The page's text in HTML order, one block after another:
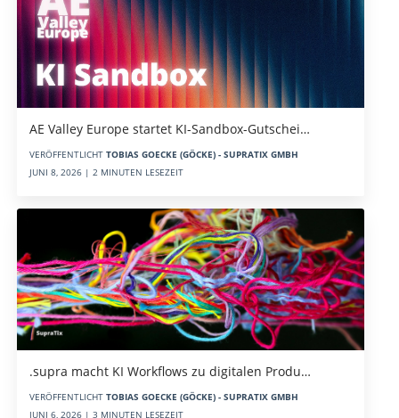
AE Valley Europe startet KI-Sandbox-Gutschei…
VERÖFFENTLICHT TOBIAS GOECKE (GÖCKE) - SUPRATIX GMBH
JUNI 8, 2026 | 2 MINUTEN LESEZEIT
.supra macht KI Workflows zu digitalen Produ…
VERÖFFENTLICHT TOBIAS GOECKE (GÖCKE) - SUPRATIX GMBH
JUNI 6, 2026 | 3 MINUTEN LESEZEIT